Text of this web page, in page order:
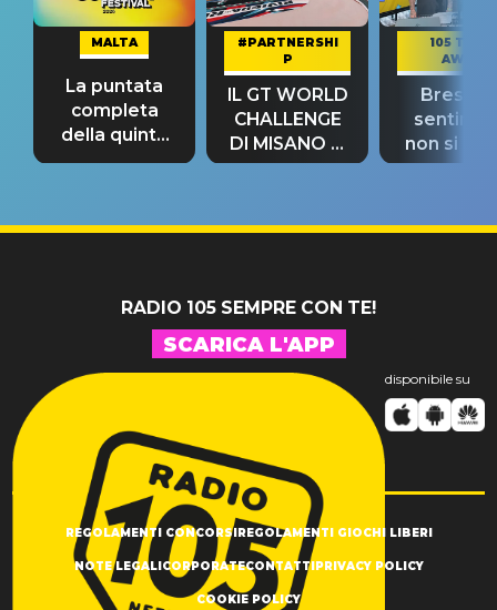
MALTA
La puntata
completa
della quinta
tappa
#PARTNERSHI
P
IL GT WORLD
CHALLENGE
DI MISANO si
riconferma
105 TAKE
AWAY
Bresh:
non si
fino alla
RADIO 105 SEMPRE CON TE!
SCARICA L'APP
disponibile su
REGOLAMENTI CONCORSI REGOLAMENTI GIOCHI LIBERI
NOTE LEGALI CORPORATECONTATTI PRIVACY POLICY
COOKIE POLICY